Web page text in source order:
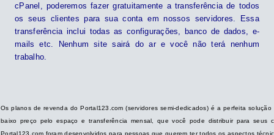
cPanel, poderemos fazer gratuitamente a transferência de todos
os seus clientes para sua conta em nossos servidores. Essa
transferência inclui todas as configurações, banco de dados, e-
mails etc. Nenhum site sairá do ar e você não terá nenhum
trabalho.
Os planos de revenda do Portal123.com (servidores semi-dedicados) é a perfeita
baixo preço pelo espaço e transferência mensal, que você pode distribuir para
Portal123.com foram desenvolvidos para pessoas que querem ter todos os aspectos